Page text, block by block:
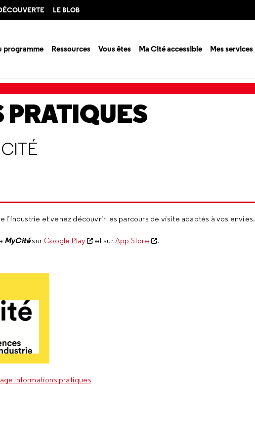
LE BLOB
programme Ressources Vous êtes Ma Cité accessible Mes services
l’industrie et venez découvrir les parcours de visite adaptés à vos envies.
MyCitésur Google Play et surApp Store .
Informations pratiques